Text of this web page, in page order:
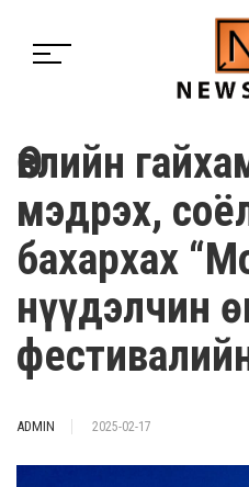
Өвлийн
мэдрэх,
бахархах
нүүдэлчин
ADMIN 2025-02-17